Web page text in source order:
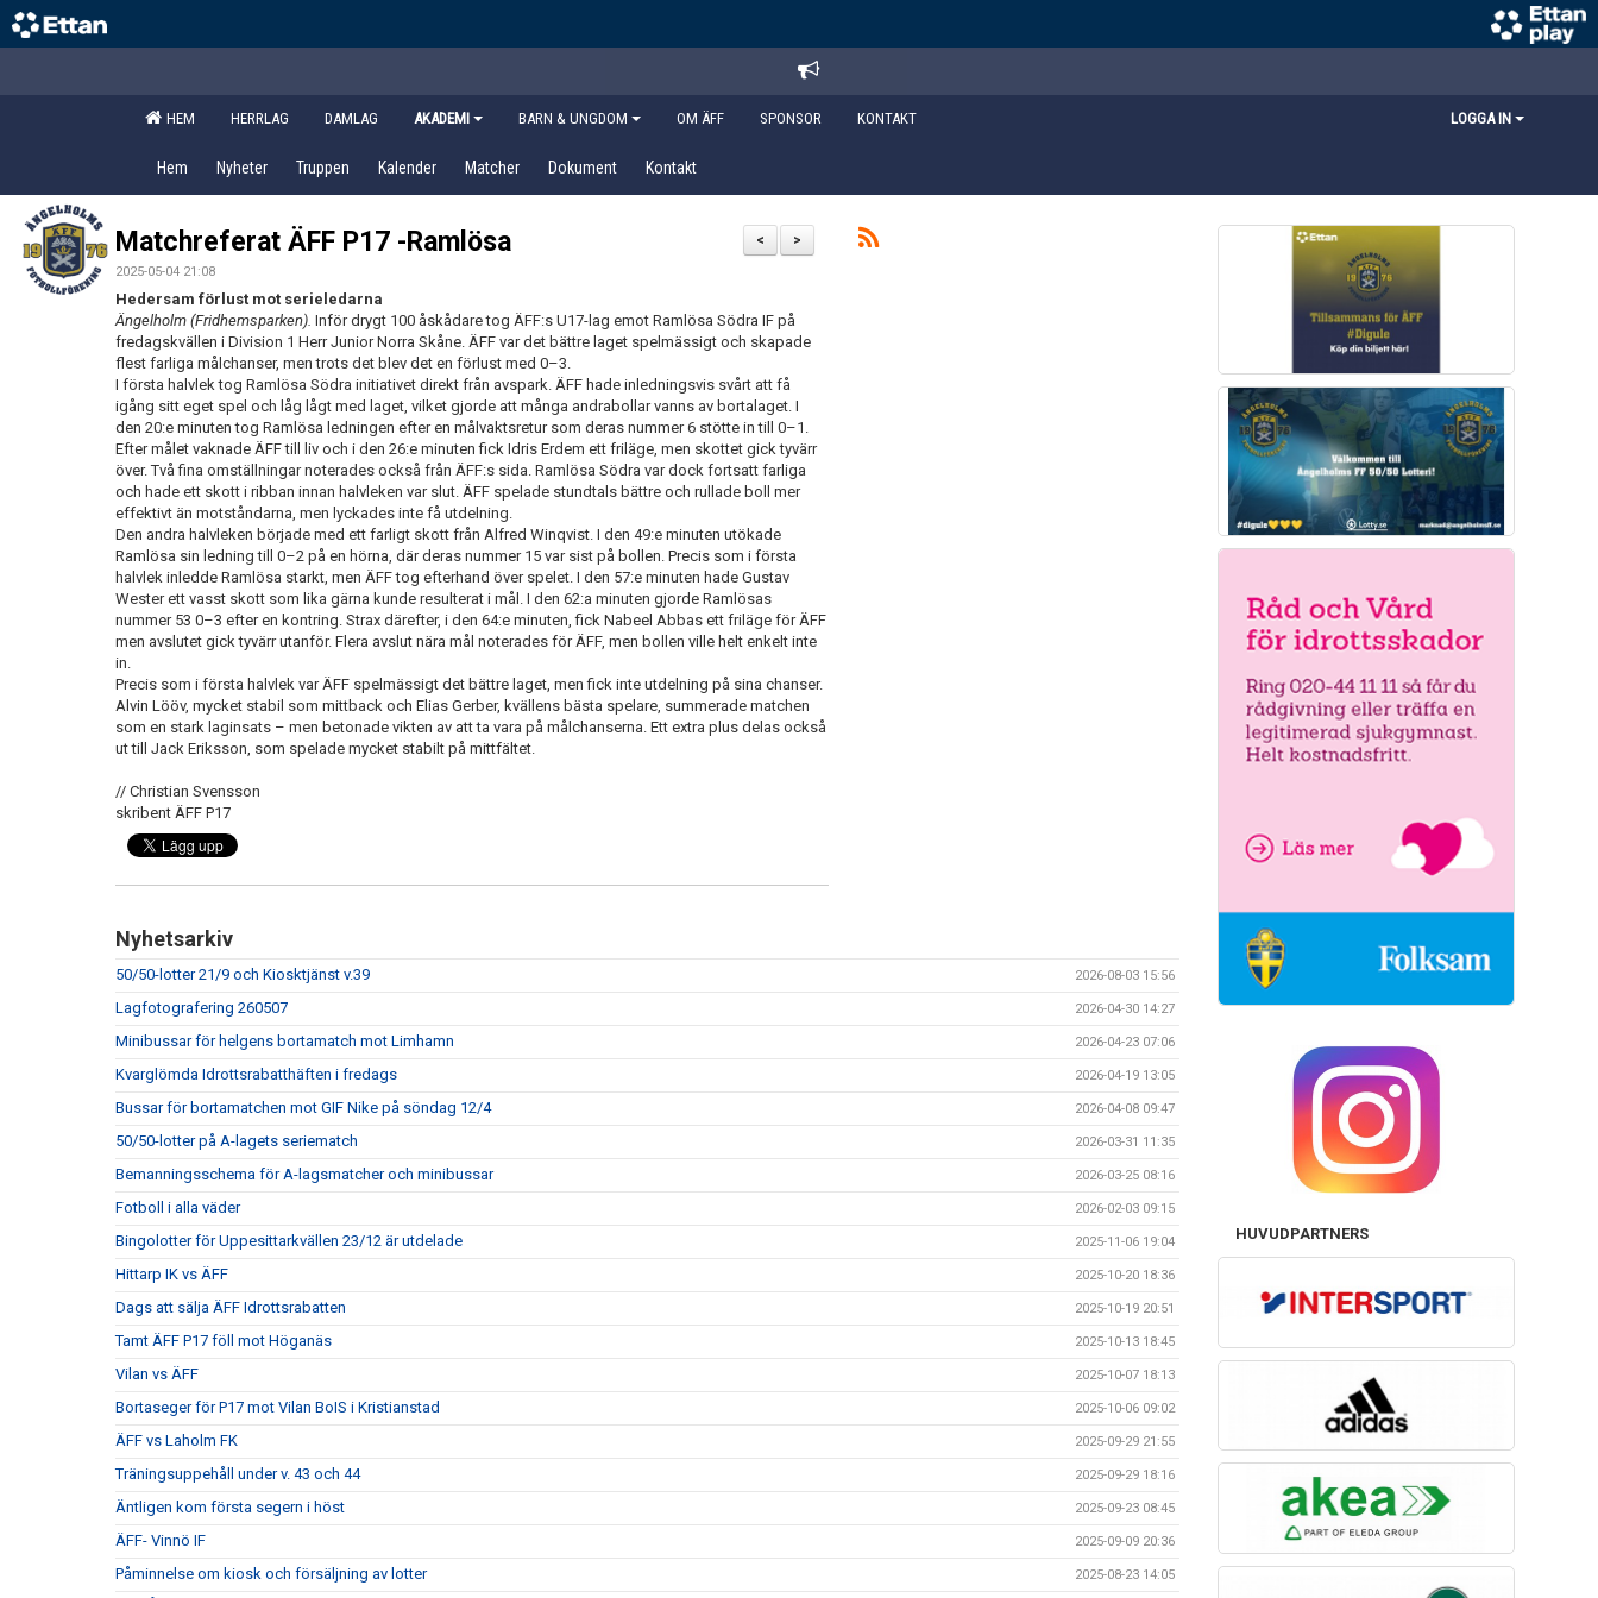
HEM HERRLAG DAMLAG AKADEMI BARN & UNGDOM OM ÄFF SPONSOR KONTAKT LOGGA IN
Hem Nyheter Truppen Kalender Matcher Dokument Kontakt
>
<
Matchreferat ÄFF P17 -Ramlösa
2025-05-04 21:08
Hedersam förlust mot serieledarna
Ängelholm (Fridhemsparken). Inför drygt 100 åskådare tog ÄFF:s U17-lag emot Ramlösa Södra IF på
fredagskvällen i Division 1 Herr Junior Norra Skåne. ÄFF var det bättre laget spelmässigt och skapade
flest farliga målchanser, men trots det blev det en förlust med 0–3.
I första halvlek tog Ramlösa Södra initiativet direkt från avspark. ÄFF hade inledningsvis svårt att få
igång sitt eget spel och låg lågt med laget, vilket gjorde att många andrabollar vanns av bortalaget. I
den 20:e minuten tog Ramlösa ledningen efter en målvaktsretur som deras nummer 6 stötte in till 0–1.
Efter målet vaknade ÄFF till liv och i den 26:e minuten fick Idris Erdem ett friläge, men skottet gick tyvärr
över. Två fina omställningar noterades också från ÄFF:s sida. Ramlösa Södra var dock fortsatt farliga
och hade ett skott i ribban innan halvleken var slut. ÄFF spelade stundtals bättre och rullade boll mer
effektivt än motståndarna, men lyckades inte få utdelning.
Den andra halvleken började med ett farligt skott från Alfred Winqvist. I den 49:e minuten utökade
Ramlösa sin ledning till 0–2 på en hörna, där deras nummer 15 var sist på bollen. Precis som i första
halvlek inledde Ramlösa starkt, men ÄFF tog efterhand över spelet. I den 57:e minuten hade Gustav
Wester ett vasst skott som lika gärna kunde resulterat i mål. I den 62:a minuten gjorde Ramlösas
nummer 53 0–3 efter en kontring. Strax därefter, i den 64:e minuten, fick Nabeel Abbas ett friläge för ÄFF
men avslutet gick tyvärr utanför. Flera avslut nära mål noterades för ÄFF, men bollen ville helt enkelt inte
in.
Precis som i första halvlek var ÄFF spelmässigt det bättre laget, men fick inte utdelning på sina chanser.
Alvin Lööv, mycket stabil som mittback och Elias Gerber, kvällens bästa spelare, summerade matchen
som en stark laginsats – men betonade vikten av att ta vara på målchanserna. Ett extra plus delas också
ut till Jack Eriksson, som spelade mycket stabilt på mittfältet.
// Christian Svensson
skribent ÄFF P17
Nyhetsarkiv
50/50-lotter 21/9 och Kiosktjänst v.39 2026-08-03 15:56
Lagfotografering 260507 2026-04-30 14:27
Minibussar för helgens bortamatch mot Limhamn 2026-04-23 07:06
Kvarglömda Idrottsrabatthäften i fredags 2026-04-19 13:05
Bussar för bortamatchen mot GIF Nike på söndag 12/4 2026-04-08 09:47
50/50-lotter på A-lagets seriematch 2026-03-31 11:35
Bemanningsschema för A-lagsmatcher och minibussar 2026-03-25 08:16
Fotboll i alla väder 2026-02-03 09:15
Bingolotter för Uppesittarkvällen 23/12 är utdelade 2025-11-06 19:04
Hittarp IK vs ÄFF 2025-10-20 18:36
Dags att sälja ÄFF Idrottsrabatten 2025-10-19 20:51
Tamt ÄFF P17 föll mot Höganäs 2025-10-13 18:45
Vilan vs ÄFF 2025-10-07 18:13
Bortaseger för P17 mot Vilan BoIS i Kristianstad 2025-10-06 09:02
ÄFF vs Laholm FK 2025-09-29 21:55
Träningsuppehåll under v. 43 och 44 2025-09-29 18:16
Äntligen kom första segern i höst 2025-09-23 08:45
ÄFF- Vinnö IF 2025-09-09 20:36
Påminnelse om kiosk och försäljning av lotter 2025-08-23 14:05
HUVUDPARTNERS